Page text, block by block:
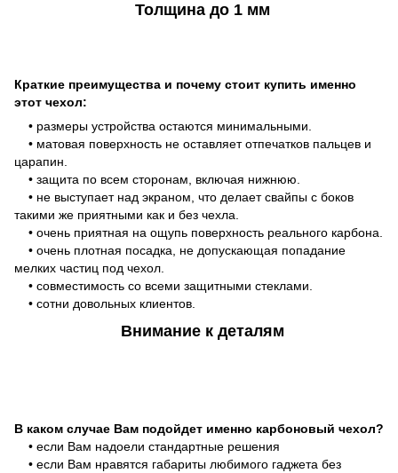
Толщина до 1 мм
Краткие преимущества и почему стоит купить именно
этот чехол:
• размеры устройства остаются минимальными.
• матовая поверхность не оставляет отпечатков пальцев и
царапин.
• защита по всем сторонам, включая нижнюю.
• не выступает над экраном, что делает свайпы с боков
такими же приятными как и без чехла.
• очень приятная на ощупь поверхность реального карбона.
• очень плотная посадка, не допускающая попадание
мелких частиц под чехол.
• совместимость со всеми защитными стеклами.
• сотни довольных клиентов.
Внимание к деталям
В каком случае Вам подойдет именно карбоновый чехол?
• если Вам надоели стандартные решения
• если Вам нравятся габариты любимого гаджета без